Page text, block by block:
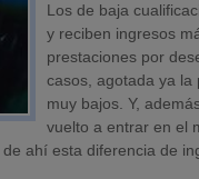
Los de baja
y reciben ingresos
prestaciones por
casos, agotada ya la
muy bajos. Y,
vuelto a entrar en el
ahí esta diferencia de